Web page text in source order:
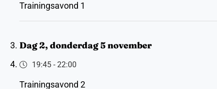
Trainingsavond 1
Dag 2, donderdag 5 november
19:45 -22:00
Trainingsavond 2